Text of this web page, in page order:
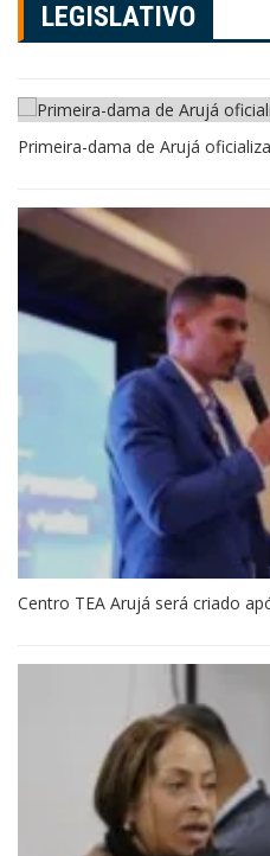
LEGISLATIVO
Primeira-dama de Arujá
Centro TEA Arujá será criado